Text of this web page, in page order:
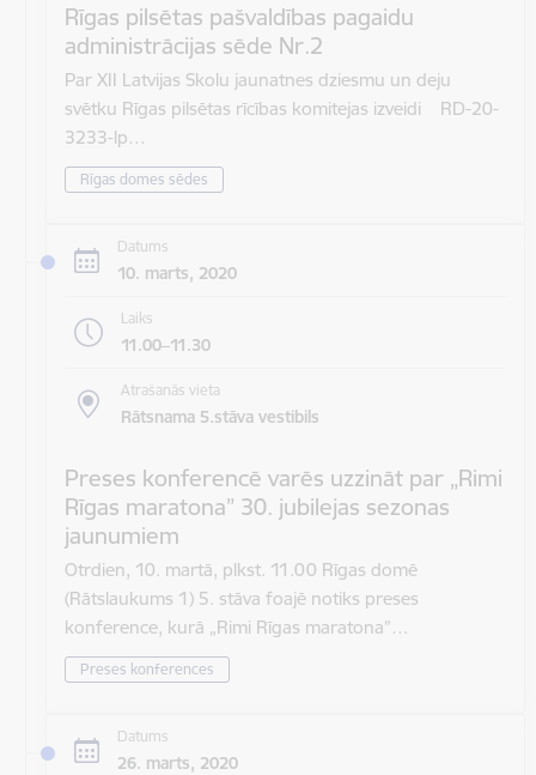
Rīgas pilsētas pašvaldības pagaidu
administrācijas sēde Nr.2
Par XII Latvijas Skolu jaunatnes dziesmu un deju
svētku Rīgas pilsētas rīcības komitejas izveidi RD-20-
3233-lp…
Rīgas domes sēdes
Datums
10. marts, 2020
Laiks
11.00–11.30
Atrašanās vieta
Rātsnama 5.stāva vestibils
Preses konferencē varēs uzzināt par „Rimi
Rīgas maratona” 30. jubilejas sezonas
jaunumiem
Otrdien, 10. martā, plkst. 11.00 Rīgas domē
(Rātslaukums 1) 5. stāva foajē notiks preses
konference, kurā „Rimi Rīgas maratona”…
Preses konferences
Datums
26. marts, 2020